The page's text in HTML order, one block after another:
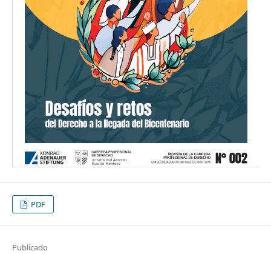
PDF
Publicado